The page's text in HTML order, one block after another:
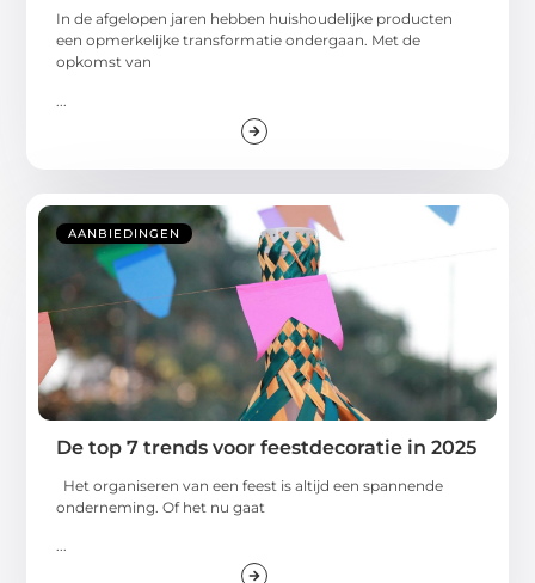
In de afgelopen jaren hebben huishoudelijke producten
een opmerkelijke transformatie ondergaan. Met de
opkomst van
AANBIEDINGEN
De top 7 trends voor feestdecoratie in 2025
Het organiseren van een feest is altijd een spannende
onderneming. Of het nu gaat